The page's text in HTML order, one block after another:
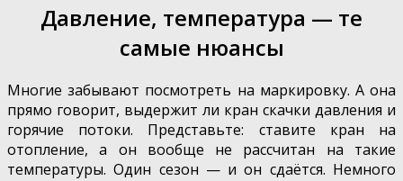
Давление, температура — те
самые нюансы
Многие забывают посмотреть на маркировку. А она
прямо говорит, выдержит ли кран скачки давления и
горячие потоки. Представьте: ставите кран на
отопление, а он вообще не рассчитан на такие
температуры. Один сезон — и он сдаётся. Немного